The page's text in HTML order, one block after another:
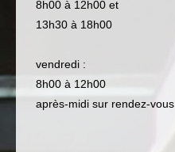
8h00 à 12h00 et
13h30 à 18h00
vendredi :
8h00 à 12h00
après-midi sur rendez-vous